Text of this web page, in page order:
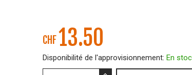
CHF13.50
Disponibilité de l'approvisionnement: En